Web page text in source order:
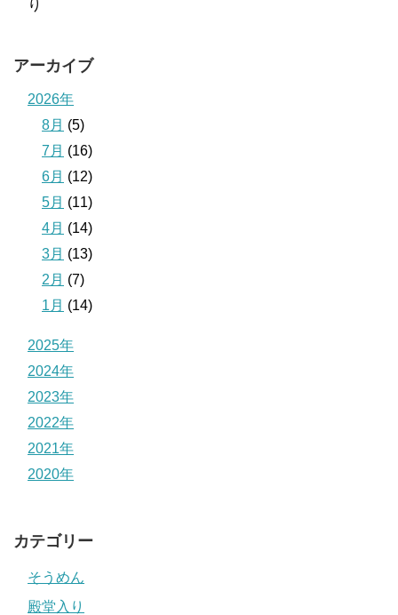
り
アーカイブ
2026年
8月 (5)
7月 (16)
6月 (12)
5月 (11)
4月 (14)
3月 (13)
2月 (7)
1月 (14)
2025年
2024年
2023年
2022年
2021年
2020年
カテゴリー
そうめん
殿堂入り